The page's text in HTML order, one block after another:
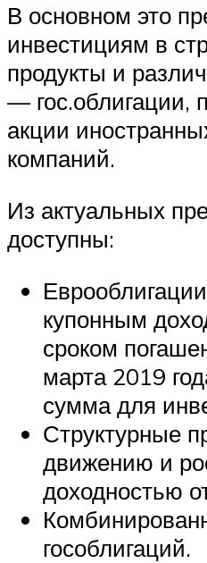
В основном это
инвестициям в
продукты и
— гос.облигации,
акции
компаний.
Из актуальных
доступны:
купонным
сроком
марта 2019
сумма для
Структурные
движению и
доходностью
гособлигаций.